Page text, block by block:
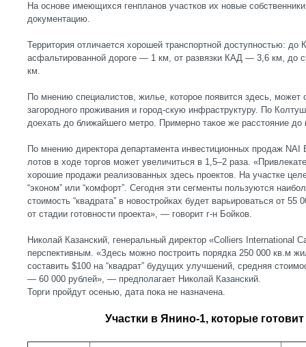
На основе имеющихся генпланов участков их новые
документацию.
Территория отличается хорошей транспортной доступностью: до
асфальтированной дороге — 1 км, от развязки КАД — 3,6 км, до
км.
По мнению специалистов, жилье, которое появится здесь, может
загородного проживания и город-скую инфраструктуру. По
доехать до ближайшего метро. Примерно такое же расстояние
По мнению директора департамента инвестиционных продаж NAI
лотов в ходе торгов может увеличиться в 1,5–2 раза.
хорошие продажи реализованных здесь проектов. На участке
“эконом” или “комфорт”. Сегодня эти сегменты пользуются
стоимость “квадрата” в новостройках будет варьироваться от
от стадии готовности проекта», — говорит г-н Бойков.
Николай Казанский, генеральный директор «Colliers International
перспективным. «Здесь можно построить порядка 250 000 кв.м
составить $100 на “квадрат” будущих улучшений, средняя
— 60 000 рублей», — предполагает Николай Казанский.
Торги пройдут осенью, дата пока не назначена.
Участки в Янино-1, которые